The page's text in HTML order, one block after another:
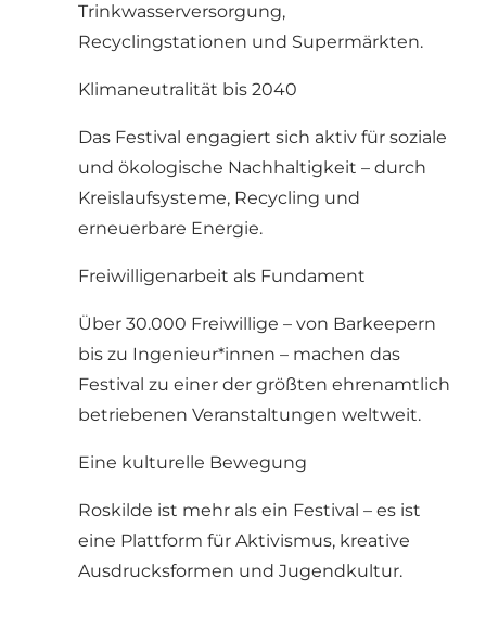
Trinkwasserversorgung,
Recyclingstationen und Supermärkten.
Klimaneutralität bis 2040
Das Festival engagiert sich aktiv für soziale
und ökologische Nachhaltigkeit – durch
Kreislaufsysteme, Recycling und
erneuerbare Energie.
Freiwilligenarbeit als Fundament
Über 30.000 Freiwillige – von Barkeepern
bis zu Ingenieur*innen – machen das
Festival zu einer der größten ehrenamtlich
betriebenen Veranstaltungen weltweit.
Eine kulturelle Bewegung
Roskilde ist mehr als ein Festival – es ist
eine Plattform für Aktivismus, kreative
Ausdrucksformen und Jugendkultur.